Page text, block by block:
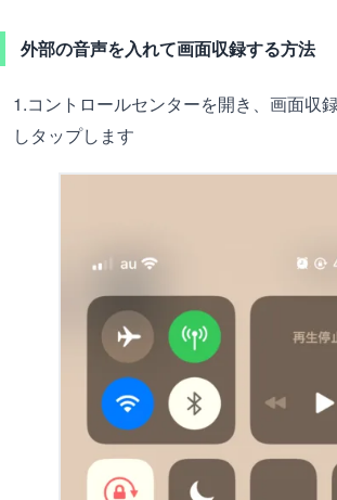
外部の音声を入れて画面収録する方法
1.コントロールセンターを開き、画面収
しタップします